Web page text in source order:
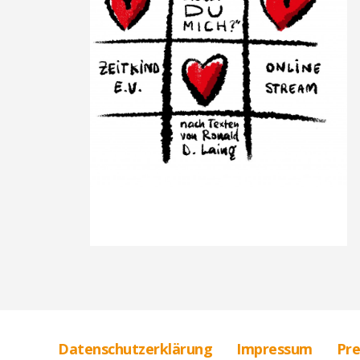
Datenschutzerklärung Impressum